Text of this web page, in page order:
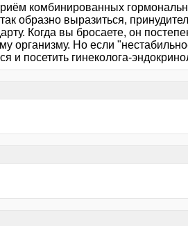
комбинированных
образно выразиться,
Когда вы бросаете, он
организму. Но если
и посетить гинеколога-